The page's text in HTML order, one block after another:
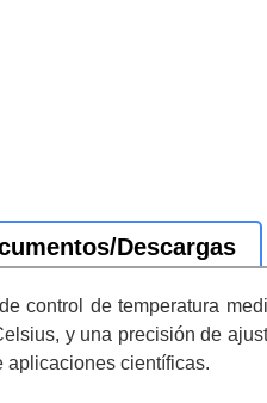
Descargas
control de temperatura
y una precisión de
aplicaciones científicas.